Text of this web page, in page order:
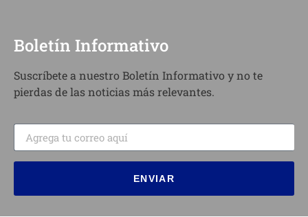
Boletín Informativo
Suscríbete a nuestro Boletín Informativo y no te
pierdas de las noticias más relevantes.
ENVIAR